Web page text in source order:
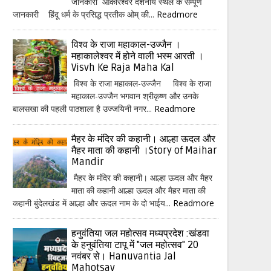
जानकारी हिंदू धर्म के प्रसिद्ध प्रतीक ओम् की... Readmore
विश्व के राजा महाकाल-उज्जैन ।
महाकालेश्वर में होने वाली भस्म आरती ।
Visvh Ke Raja Maha Kal
विश्व के राजा महाकाल-उज्जैन विश्व के राजा
महाकाल-उज्जैन भगवान श्रीकृष्ण और उनके
बालसखा की पहली पाठशाला है उज्जयिनी नगर... Readmore
मैहर के मंदिर की कहानी। आल्हा ऊदल और
मैहर माता की कहानी ।Story of Maihar
Mandir
मैहर के मंदिर की कहानी। आल्हा ऊदल और मैहर
माता की कहानी आल्हा ऊदल और मैहर माता की
कहानी बुंदेलखंड में आल्हा और ऊदल नाम के दो भाईय... Readmore
हनुवंतिया जल महोत्सव मध्यप्रदेश :खंडवा
के हनुवंतिया टापू में "जल महोत्सव" 20
नवंबर से। Hanuvantia Jal
Mahotsav